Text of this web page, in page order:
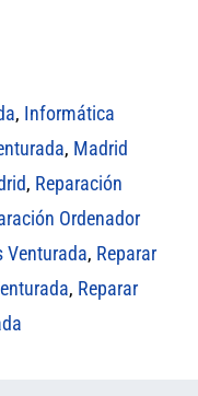
, Informática
, Madrid
, Reparación
Ordenador
Venturada, Reparar
, Reparar